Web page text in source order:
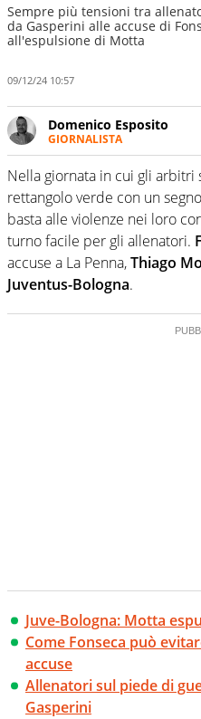
Sempre più tensioni tra
da Gasperini alle accuse di
all'espulsione di Motta
09/12/24 10:57
Domenico Esposito
GIORNALISTA
Da vent’anni in campo
in tutte le sue
calcio e per la sfera di
serissima, guai a dirgli
Nella giornata in cui gli arbitri
rettangolo verde con un
basta alle violenze nei loro
turno facile per gli allenatori.
accuse a La Penna,Thiago
Juventus-Bologna.
Juve-Bologna: Motta
Come Fonseca può
accuse
Allenatori sul piede di
Gasperini